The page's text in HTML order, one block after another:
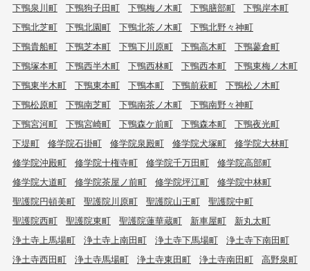
下鴨泉川町
下鴨狗子田町 下鴨梅ノ木町 下鴨膳部町
下鴨岸本町
下鴨北芝町
下鴨北園町 下鴨北茶ノ木町
下鴨北野々神町
下鴨貴船町
下鴨芝本町 下鴨下川原町 下鴨高木町
下鴨蓼倉町
下鴨塚本町
下鴨西半木町 下鴨西林町 下鴨西本町
下鴨東梅ノ木町
下鴨東半木町
下鴨東本町 下鴨本町 下鴨前萩町
下鴨松ノ木町
下鴨松原町
下鴨南芝町 下鴨南茶ノ木町
下鴨南野々神町
下鴨宮河町
下鴨宮崎町 下鴨森ケ前町 下鴨森本町
下鴨夜光町
下堤町
修学院石掛町 修学院泉殿町 修学院犬塚町
修学院大林町
修学院沖殿町
修学院十権寺町 修学院千万田町
修学院高部町
修学院大道町
修学院茶屋ノ前町 修学院坪江町
修学院中林町
聖護院円頓美町
聖護院川原町 聖護院山王町
聖護院中町
聖護院西町
聖護院東町 聖護院蓮華蔵町 新車屋町
新丸太町
浄土寺上馬場町
浄土寺上南田町 浄土寺下馬場町
浄土寺下南田町
浄土寺西田町
浄土寺馬場町 浄土寺東田町 浄土寺南田町
高野泉町